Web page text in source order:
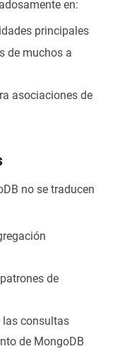
en:
principales
de muchos a
asociaciones de
no se traducen
de
las consultas
de MongoDB